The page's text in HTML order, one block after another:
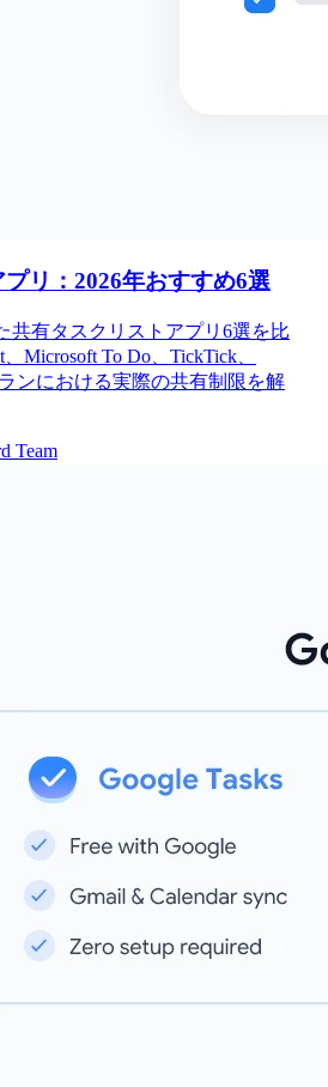
リ：2026年おすすめ6選
共有タスクリストアプリ6選を比
Microsoft To Do、TickTick、
ンにおける実際の共有制限を解
Team